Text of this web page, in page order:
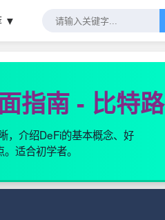
▼
指南 - 比特路
，介绍DeFi的基本概念、好
适合初学者。